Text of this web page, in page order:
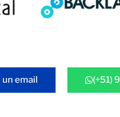
un email (+51)